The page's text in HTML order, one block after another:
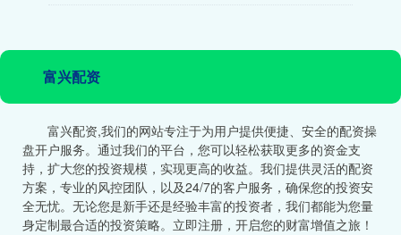
富兴配资
富兴配资,我们的网站专注于为用户提供便捷、安全的配资操
盘开户服务。通过我们的平台，您可以轻松获取更多的资金支
持，扩大您的投资规模，实现更高的收益。我们提供灵活的配资
方案，专业的风控团队，以及24/7的客户服务，确保您的投资安
全无忧。无论您是新手还是经验丰富的投资者，我们都能为您量
身定制最合适的投资策略。立即注册，开启您的财富增值之旅！